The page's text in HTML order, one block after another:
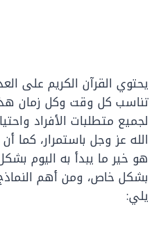
يحتوي القرآن الكريم على
تناسب كل وقت وكل زمان
لجميع متطلبات الأفراد
الله عز وجل باستمرار، كما
هو خير ما يبدأ به اليوم
بشكل خاص، ومن أهم
يلي: